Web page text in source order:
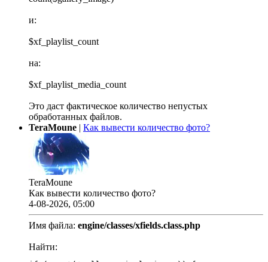
и:
$xf_playlist_count
на:
$xf_playlist_media_count
Это даст фактическое количество непустых
обработанных файлов.
TeraMoune | Как вывести количество фото?
TeraMoune
Как вывести количество фото?
4-08-2026, 05:00
Имя файла: engine/classes/xfields.class.php
Найти: